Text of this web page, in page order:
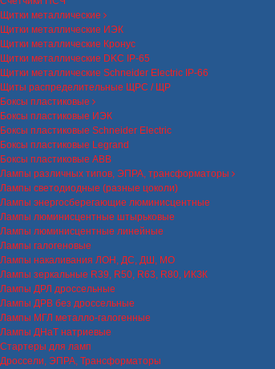
Щитки металлические
Щитки металлические ИЭК
Щитки металлические Кронус
Щитки металлические DKC IP-65
Щитки металлические Schneider Electric IP-66
Щиты распределительные ЩРС / ЩР
Боксы пластиковые
Боксы пластиковые ИЭК
Боксы пластиковые Schneider Electric
Боксы пластиковые Legrand
Боксы пластиковые ABB
Лампы различных типов, ЭПРА, трансформаторы
Лампы светодиодные (разные цоколи)
Лампы энергосберегающие люминисцентные
Лампы люминисцентные штырьковые
Лампы люминисцентные линейные
Лампы галогеновые
Лампы накаливания ЛОН, ДС, ДШ, МО
Лампы зеркальные R39, R50, R63, R80, ИКЗК
Лампы ДРЛ дроссельные
Лампы ДРВ без дроссельные
Лампы МГЛ металло-галогенные
Лампы ДНаТ натриевые
Стартеры для ламп
Дроссели, ЭПРА, Трансформаторы